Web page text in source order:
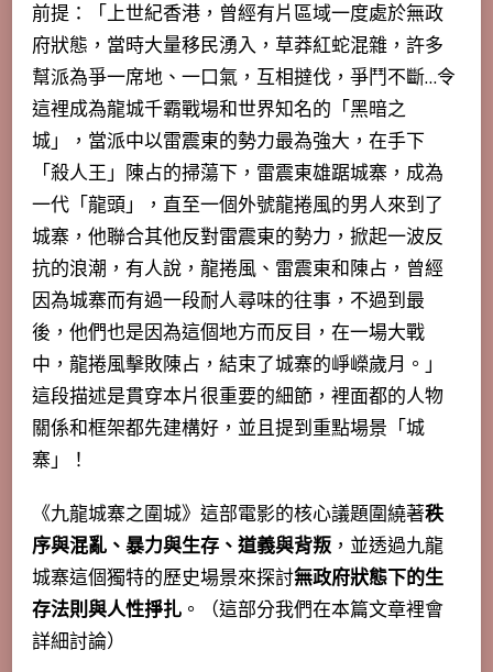
前提：「上世紀香港，曾經有片區域一度處於無政
府狀態，當時大量移民湧入，草莽紅蛇混雜，許多
幫派為爭一席地、一口氣，互相撻伐，爭鬥不斷…令
這裡成為龍城千霸戰場和世界知名的「黑暗之
城」，當派中以雷震東的勢力最為強大，在手下
「殺人王」陳占的掃蕩下，雷震東雄踞城寨，成為
一代「龍頭」，直至一個外號龍捲風的男人來到了
城寨，他聯合其他反對雷震東的勢力，掀起一波反
抗的浪潮，有人說，龍捲風、雷震東和陳占，曾經
因為城寨而有過一段耐人尋味的往事，不過到最
後，他們也是因為這個地方而反目，在一場大戰
中，龍捲風擊敗陳占，結束了城寨的崢嶸歲月。」
這段描述是貫穿本片很重要的細節，裡面都的人物
關係和框架都先建構好，並且提到重點場景「城
寨」
！
《九龍城寨之圍城》這部電影的核心議題圍繞著秩
序與混亂、暴力與生存、道義與背叛 ，並透過九龍
城寨這個獨特的歷史場景來探討無政府狀態下的生
存法則與人性掙扎 。（這部分我們在本篇文章裡會
詳細討論）